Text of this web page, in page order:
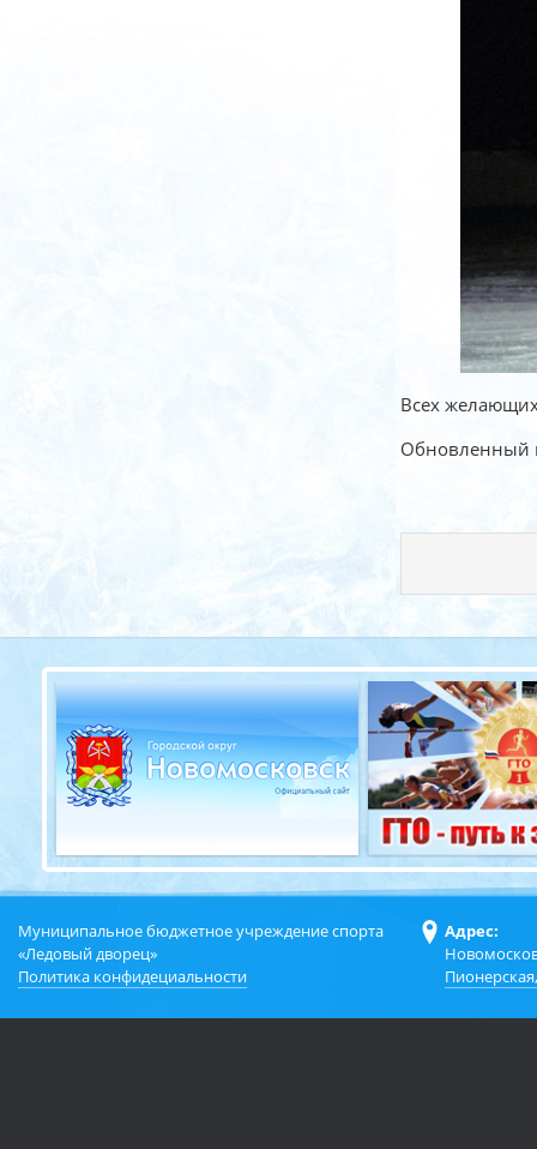
Всех
Обновленный
Муниципальное бюджетное учреждение спорта
«Ледовый дворец»
Политика конфидециальности
Адрес: